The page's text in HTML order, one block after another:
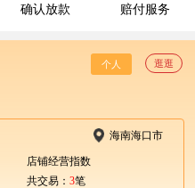
确认放款 赔付服务
个人 逛逛
海南海口市
店铺经营指数
共交易： 3笔